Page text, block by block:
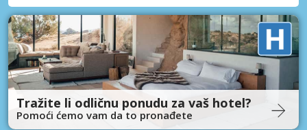
Tražite li odličnu ponudu za vaš hotel?
Pomoći ćemo vam da to pronađete